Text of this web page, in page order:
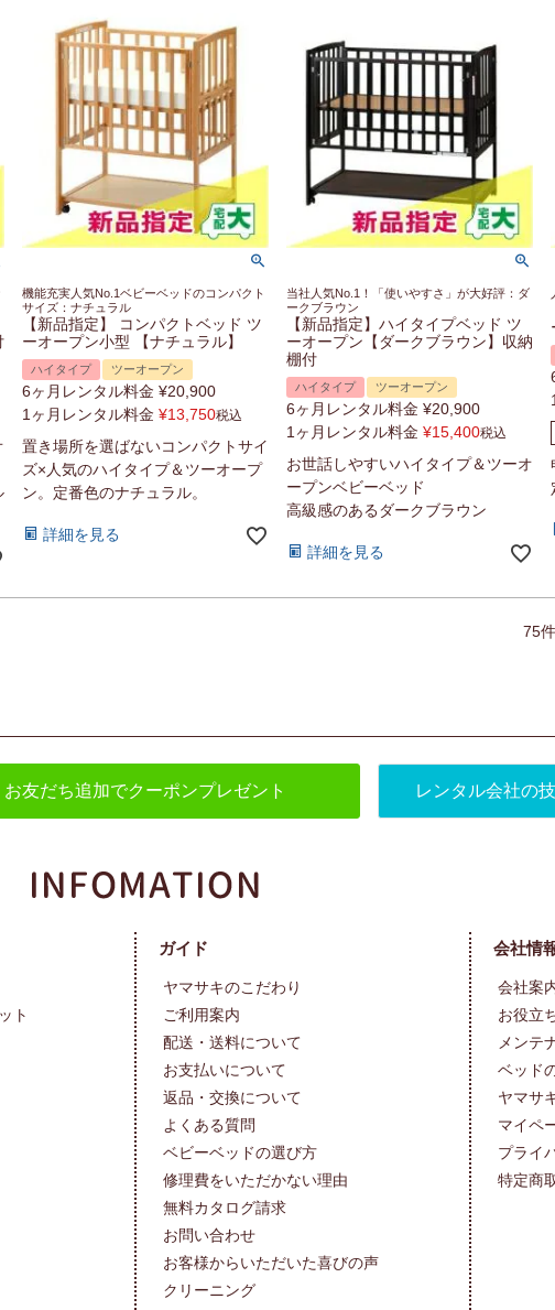
機能充実人気No.1ベビーベッドのコンパクト
サイズ：ナチュラル
【新品指定】 コンパクトベッド ツ
ーオープン小型 【ナチュラル】
ハイタイプ ツーオープン
6ヶ月レンタル料金 ¥20,900
1ヶ月レンタル料金 ¥13,750税込
置き場所を選ばないコンパクトサイ
ズ×人気のハイタイプ＆ツーオープ
ン。定番色のナチュラル。
詳細を見る
当社人気No.1！「使いやすさ」が大好評：ダ
ークブラウン
【新品指定】ハイタイプベッド ツ
ーオープン【ダークブラウン】収納
棚付
ハイタイプ ツーオープン
6ヶ月レンタル料金 ¥20,900
1ヶ月レンタル料金 ¥15,400税込
お世話しやすいハイタイプ＆ツーオ
ープンベビーベッド
高級感のあるダークブラウン
詳細を見る
75
お友だち追加でクーポンプレゼント レンタル会社の
ト
ガイド
ヤマサキのこだわり
ご利用案内
配送・送料について
お支払いについて
返品・交換について
よくある質問
ベビーベッドの選び方
修理費をいただかない理由
無料カタログ請求
お問い合わせ
お客様からいただいた喜びの声
クリーニング
会社情
会社案
お役立
メンテ
ベッド
ヤマサ
マイペ
プライ
特定商